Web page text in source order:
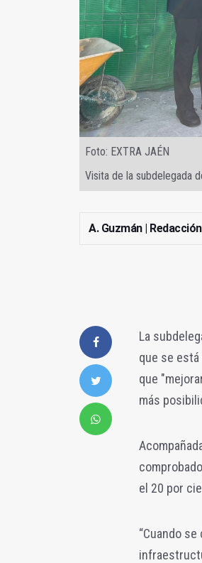
Foto: EXTRA JAÉN
Visita de la subdelegada
A. Guzmán | Redacción
La
que se
que
más
el 20 por
“Cuando